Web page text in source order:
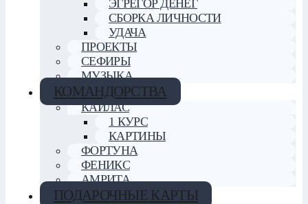
ЭГРЕГОР ДЕНЕГ
СБОРКА ЛИЧНОСТИ
УДАЧА
ПРОЕКТЫ
СЕФИРЫ
МУЗЫКА
КОМАНДОРСТВА
КАЙЛАС
1 КУРС
КАРТИНЫ
ФОРТУНА
ФЕНИКС
АМРИТА
ПОДАРОЧНЫЕ КАРТЫ